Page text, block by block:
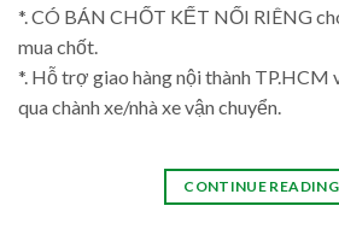
*. CÓ BÁN CHỐT KẾT NỐI RIÊNG
mua chốt.
*. Hỗ trợ giao hàng nội thành TP.HCM
qua chành xe/nhà xe vận chuyển.
CONTINUE READING